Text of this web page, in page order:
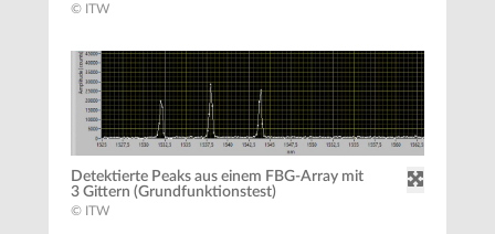
© ITW
Detektierte Peaks aus einem FBG-Array mit
3 Gittern (Grundfunktionstest)
© ITW